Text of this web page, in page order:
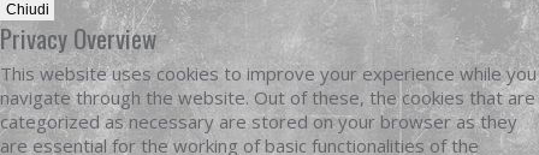
Chiudi
Privacy Overview
This website uses cookies to improve your experience while you
navigate through the website. Out of these, the cookies that are
categorized as necessary are stored on your browser as they
are essential for the working of basic functionalities of the